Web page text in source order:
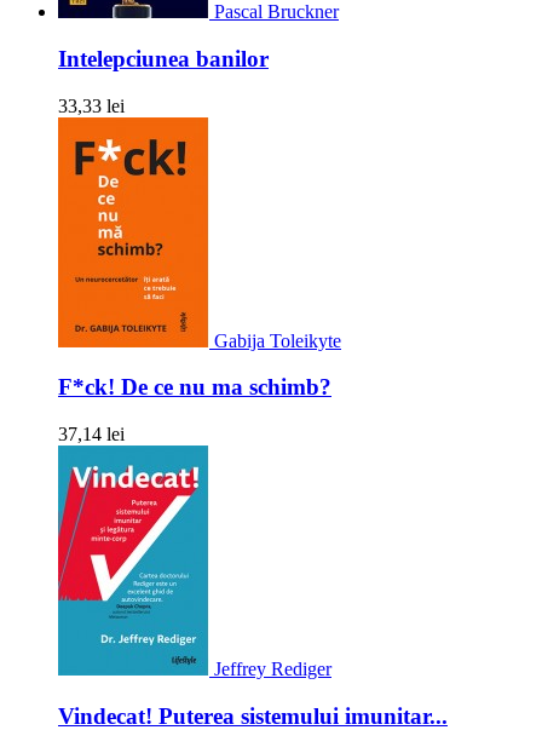
Pascal Bruckner
Intelepciunea banilor
33,33 lei
Gabija Toleikyte
F*ck! De ce nu ma schimb?
37,14 lei
Jeffrey Rediger
Vindecat! Puterea sistemului imunitar...